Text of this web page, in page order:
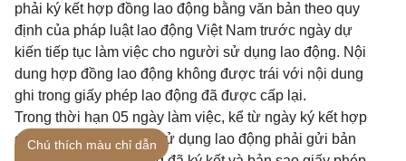
phải ký kết hợp đồng lao động bằng văn bản theo quy
định của pháp luật lao động Việt Nam trước ngày dự
kiến tiếp tục làm việc cho người sử dụng lao động. Nội
dung hợp đồng lao động không được trái với nội dung
ghi trong giấy phép lao động đã được cấp lại.
Trong thời hạn 05 ngày làm việc, kể từ ngày ký kết hợp
đồng lao động, người sử dụng lao động phải gửi bản
Chú thích màu chỉ dẫn